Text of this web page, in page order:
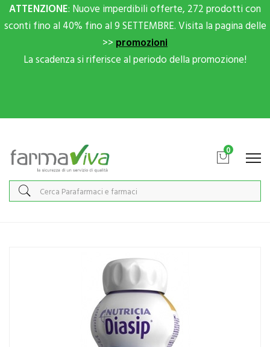
ATTENZIONE: Nuove imperdibili offerte, 272 prodotti con
sconti fino al 40% fino al 9 SETTEMBRE. Visita la pagina delle
>> promozioni
La scadenza si riferisce al periodo della promozione!
0
Nutricia Linea Nutrizione Domiciliare Diasip Integratore Gusto
Vaniglia 4x200 ml